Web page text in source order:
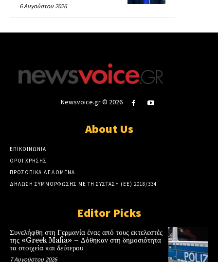
6 Αυγούστου 2026
Newsvoice.gr © 2026
About Us
ΕΠΙΚΟΙΝΩΝΙΑ
ΟΡΟΙ ΧΡΗΣΗΣ
ΠΡΟΣΩΠΙΚΑ ΔΕΔΟΜΕΝΑ
ΔΗΛΩΣΗ ΣΥΜΜΟΡΦΩΣΗΣ ΜΕ ΤΗ ΣΥΣΤΑΣΗ (ΕΕ) 2018/334
Editor Picks
Συνελήφθη στη Γερμανία ένας από τους εκτελεστές
της «Greek Mafia» – Δόθηκαν στη δημοσιότητα
τα στοιχεία και δεύτερου
7 Αυγούστου 2026